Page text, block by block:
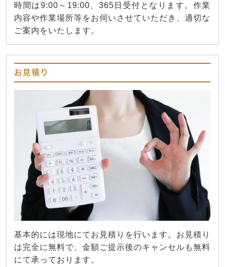
時間は9:00～19:00、365日受付となります。作業
内容や作業場所等をお伺いさせていただき、適切な
ご案内をいたします。
お見積り
基本的には現地にてお見積りを行います。お見積り
は完全に無料で、金額ご提示後のキャンセルも無料
にて承っております。